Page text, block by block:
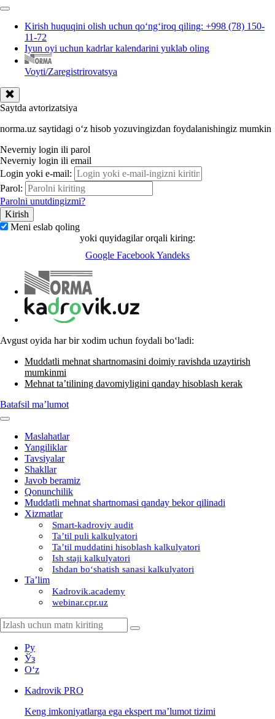
Kirish huquqini olish uchun qoʻngʻiroq qiling: +998 (78) 150-
11-72
Iyun oyi uchun kadrlar kalendarini yuklab oling
Voyti/Zaregistrirovatsya
Saytda avtorizatsiya
norma.uz saytidagi oʻz hisob yozuvingizdan foydalanishingiz mumkin
Neverniy login ili parol
Neverniy login ili email
Login yoki e-mail:
Parol:
Parolni unutdingizmi?
Meni eslab qoling
yoki quyidagilar orqali kiring:
Google FacebookYandeks
Avgust oyida har bir хodim uchun foydali boʻladi:
Muddatli mehnat shartnomasini doimiy ravishda uzaytirish
mumkinmi
Mehnat ta’tilining davomiyligini qanday hisoblash kerak
Batafsil ma’lumot
Maslahatlar
Yangiliklar
Tavsiyalar
Shakllar
Javob beramiz
Qonunchilik
Muddatli mehnat shartnomasi qanday bekor qilinadi
Xizmatlar
Smart-kadroviy audit
Ta’til puli kalkulyatori
Ta’til muddatini hisoblash kalkulyatori
Ish staji kalkulyatori
Ishdan boʻshatish sanasi kalkulyatori
Ta’lim
Kadrovik.academy
webinar.cpr.uz
Ру
Ўз
Oʻz
Kadrovik PRO
Keng imkoniyatlarga ega ekspert ma’lumot tizimi